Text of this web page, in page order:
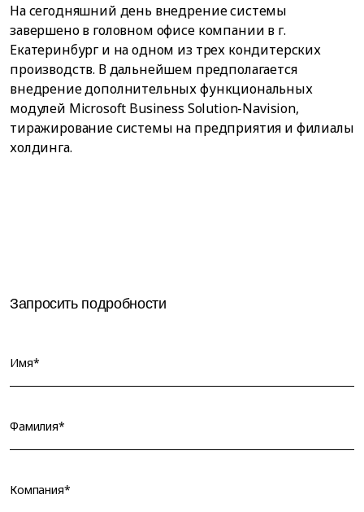
На сегодняшний день внедрение системы
завершено в головном офисе компании в г.
Екатеринбург и на одном из трех кондитерских
производств. В дальнейшем предполагается
внедрение дополнительных функциональных
модулей Microsoft Business Solution-Navision,
тиражирование системы на предприятия и филиалы
холдинга.
Запросить подробности
Имя*
Фамилия*
Компания*